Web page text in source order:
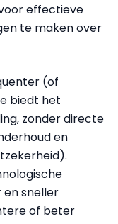
effectieve
te maken over
(of
biedt het
zonder directe
en
en sneller
of beter